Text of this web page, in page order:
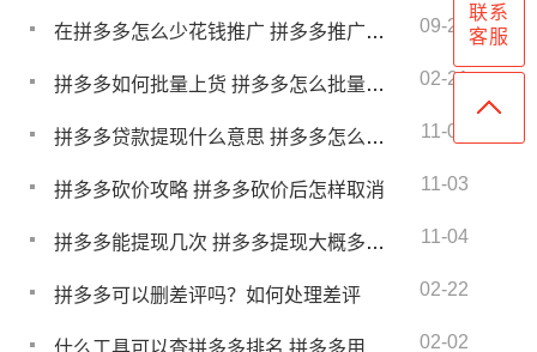
在拼多多怎么少花钱推广 拼多多推广怎么做比较省钱 09-28
拼多多如何批量上货 拼多多怎么批量铺货 02-21
拼多多贷款提现什么意思 拼多多怎么借款 11-07
拼多多砍价攻略 拼多多砍价后怎样取消 11-03
拼多多能提现几次 拼多多提现大概多久到账 11-04
拼多多可以删差评吗？如何处理差评 02-22
02-02
联系
客服